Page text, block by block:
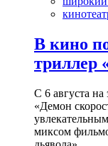
В кино
триллер
С 6 августа
«Демон
миксом